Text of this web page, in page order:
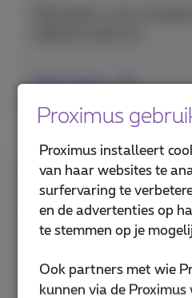
Meer lezen
News
Blijf altijd verder
We engageren ons!
Meer lezen
Proximus
Proximus installeert
van haar websites te
surfervaring te
en de advertenties op
te stemmen op je
Ook partners met wie
kunnen via de Proximus